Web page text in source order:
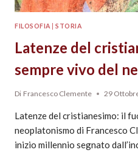
FILOSOFIA |STORIA
Latenze del
sempre vivo del
Di Francesco Clemente 29
Latenze del cristianesimo: il
neoplatonismo di
inizio millennio segnato